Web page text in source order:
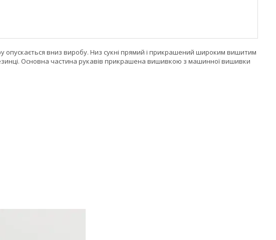
вниз виробу. Низ сукні прямий і прикрашений широким вишитим
Основна частина рукавів прикрашена вишивкою з машинної вишивки